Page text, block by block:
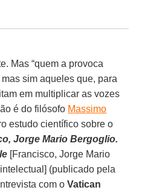
Mas “quem a provoca
sim aqueles que, para
em multiplicar as vozes
é do filósofo Massimo
estudo científico sobre o
Jorge Mario Bergoglio.
[Francisco, Jorge Mario
(publicado pela
com oVatican